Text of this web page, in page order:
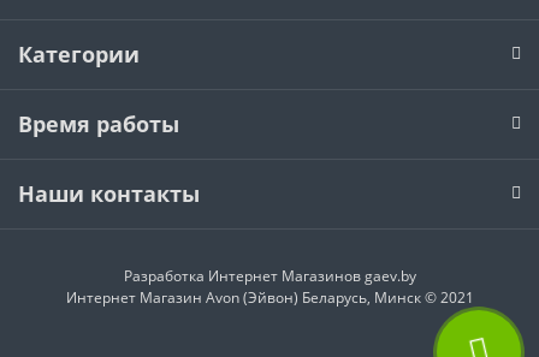
Категории
Время работы
Наши контакты
Разработка Интернет Магазиновgaev.by
Интернет Магазин Avon (Эйвон) Беларусь, Минск © 2021